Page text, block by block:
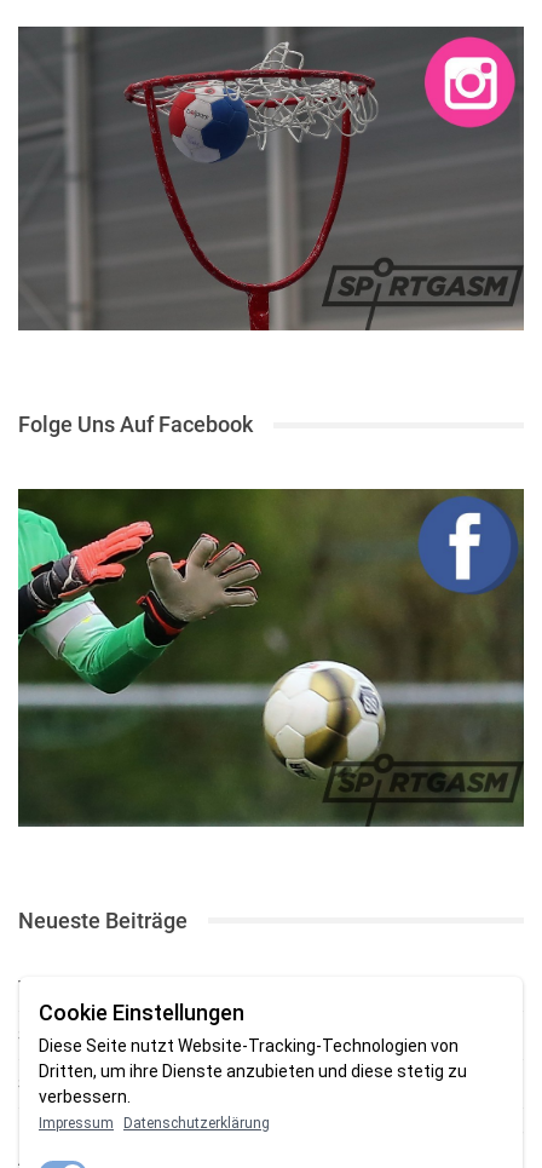
Folge Uns Auf Facebook
Neueste Beiträge
TSV gewinnt Testspiel bei Braker Reserve
SV Brake gewinnt erstes Heimspiel mit 2:0
SV Brake feiert 5:2-Auftaktsieg beim Delmenhorster TB
Fehlstart in Oldenburg: 1. FC Nordenham verliert zum Bezirksliga-
Auftakt
Cookie Einstellungen
Diese Seite nutzt Website-Tracking-Technologien von
Dritten, um ihre Dienste anzubieten und diese stetig zu
verbessern.
Impressum Datenschutzerklärung